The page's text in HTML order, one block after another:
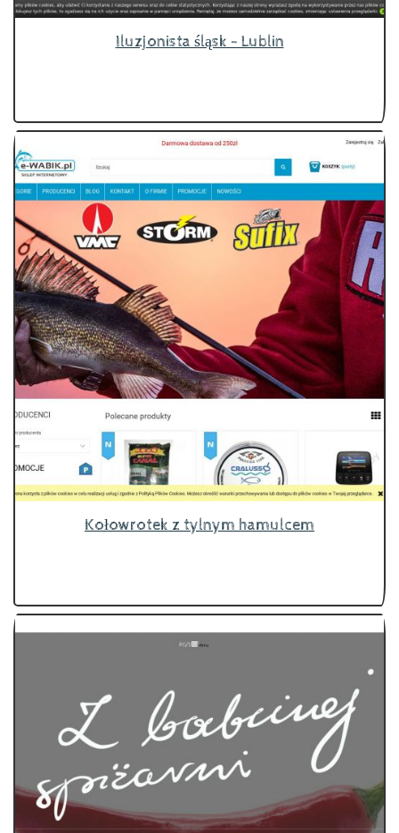
Iluzjonista śląsk - Lublin
Kołowrotek z tylnym hamulcem